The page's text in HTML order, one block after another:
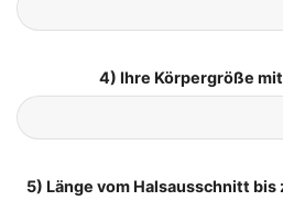
4) Ihre Körpergröße
5) Länge vom Halsausschnitt bis